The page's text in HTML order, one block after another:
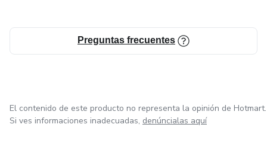
Preguntas frecuentes
El contenido de este producto no representa la opinión de Hotmart.
Si ves informaciones inadecuadas, denúncialas aquí